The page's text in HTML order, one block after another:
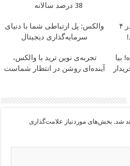
38 درصد سالانه
خرید موبایل با اسنپ پی | در ۴
والکس: پل ارتباطی شما با دنیای
سرمایه‌گذاری دیجیتال
بیا
تجربه‌ی نوین ترید با والکس،
آینده‌ای روشن در انتظار شماست
شد. بخش‌های موردنیاز علامت‌گذاری